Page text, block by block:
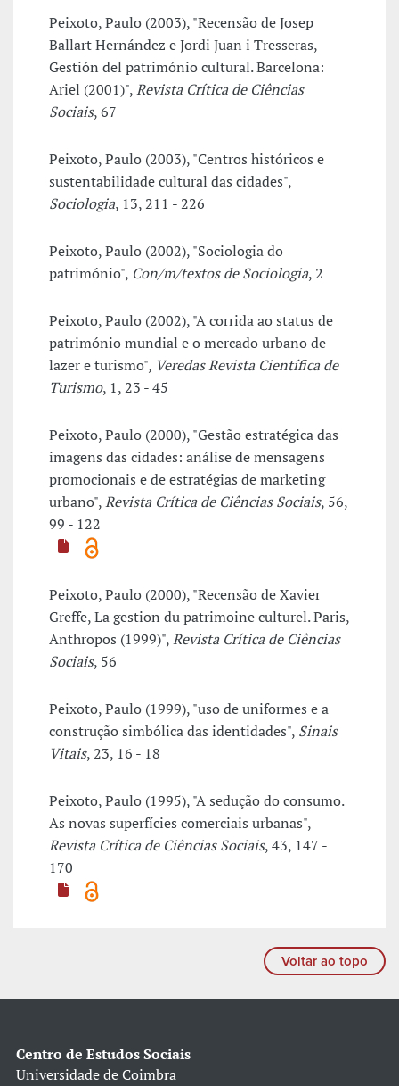
Peixoto, Paulo (2003), "Recensão de Josep
Ballart Hernández e Jordi Juan i Tresseras,
Gestión del património cultural. Barcelona:
Ariel (2001)",Revista Crítica de Ciências
Sociais, 67
Peixoto, Paulo (2003), "Centros históricos e
sustentabilidade cultural das cidades",
Sociologia, 13, 211 - 226
Peixoto, Paulo (2002), "Sociologia do
património", Con/m/textos de Sociologia, 2
Peixoto, Paulo (2002), "A corrida ao status de
património mundial e o mercado urbano de
lazer e turismo", Veredas Revista Científica de
Turismo, 1, 23 - 45
Peixoto, Paulo (2000), "Gestão estratégica das
imagens das cidades: análise de mensagens
promocionais e de estratégias de marketing
urbano",Revista Crítica de Ciências Sociais, 56,
99 - 122
Peixoto, Paulo (2000), "Recensão de Xavier
Greffe, La gestion du patrimoine culturel. Paris,
Anthropos (1999)",Revista Crítica de Ciências
Sociais, 56
Peixoto, Paulo (1999), "uso de uniformes e a
construção simbólica das identidades", Sinais
Vitais, 23, 16 - 18
Peixoto, Paulo (1995), "A sedução do consumo.
As novas superfícies comerciais urbanas",
Revista Crítica de Ciências Sociais, 43, 147 -
170
Voltar ao topo
Centro de Estudos Sociais
Universidade de Coimbra